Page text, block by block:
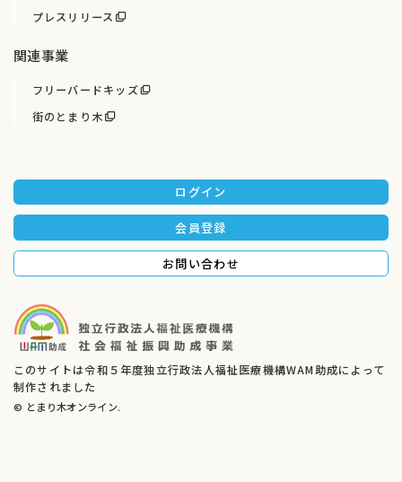
プレスリリース
関連事業
フリーバードキッズ
街のとまり木
ログイン
会員登録
お問い合わせ
このサイトは令和５年度独立行政法人福祉医療機構WAM助成によって
制作されました
© とまり木オンライン.